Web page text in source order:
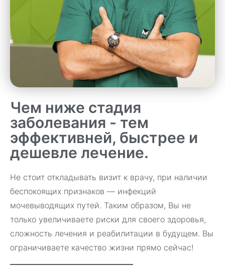
Чем ниже стадия
заболевания - тем
эффективней, быстрее и
дешевле лечение.
Не стоит откладывать визит к врачу, при наличии
беспокоящих признаков — инфекций
мочевыводящих путей. Таким образом, Вы не
только увеличиваете риски для своего здоровья,
сложность лечения и реабилитации в будущем. Вы
ограничиваете качество жизни прямо сейчас!